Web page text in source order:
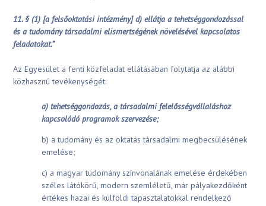
11. § (1) [a felsőoktatási intézmény] d) ellátja a tehetséggondozással
és a tudomány társadalmi elismertségének növelésével kapcsolatos
feladatokat.”
Az Egyesület a fenti közfeladat ellátásában folytatja az alábbi
közhasznú tevékenységét:
a) tehetséggondozás, a társadalmi felelősségvállaláshoz
kapcsolódó programok szervezése;
b) a tudomány és az oktatás társadalmi megbecsülésének
emelése;
c) a magyar tudomány színvonalának emelése érdekében
széles látókörű, modern szemléletű, már pályakezdőként
értékes hazai és külföldi tapasztalatokkal rendelkező